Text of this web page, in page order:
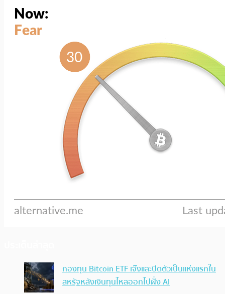
กองทุน Bitcoin ETF เจ๊งและปิดตัวเป็นแห่งแรกใน
สหรัฐหลังเงินทุนไหลออกไปฝั่ง AI